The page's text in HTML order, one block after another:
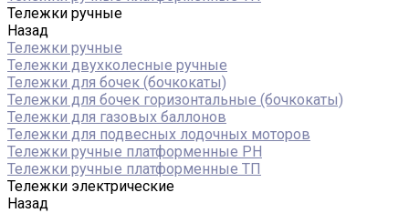
Тележки ручные
Назад
Тележки ручные
Тележки двухколесные ручные
Тележки для бочек (бочкокаты)
Тележки для бочек горизонтальные (бочкокаты)
Тележки для газовых баллонов
Тележки для подвесных лодочных моторов
Тележки ручные платформенные PH
Тележки ручные платформенные ТП
Тележки электрические
Назад